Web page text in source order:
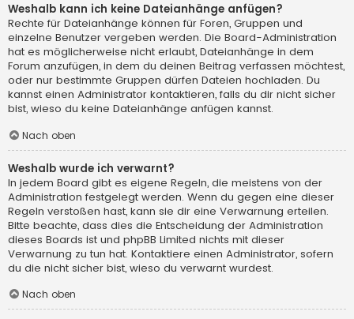
Weshalb kann ich keine Dateianhänge anfügen?
Rechte für Dateianhänge können für Foren, Gruppen und
einzelne Benutzer vergeben werden. Die Board-Administration
hat es möglicherweise nicht erlaubt, Dateianhänge in dem
Forum anzufügen, in dem du deinen Beitrag verfassen möchtest,
oder nur bestimmte Gruppen dürfen Dateien hochladen. Du
kannst einen Administrator kontaktieren, falls du dir nicht sicher
bist, wieso du keine Dateianhänge anfügen kannst.
Nach oben
Weshalb wurde ich verwarnt?
In jedem Board gibt es eigene Regeln, die meistens von der
Administration festgelegt werden. Wenn du gegen eine dieser
Regeln verstoßen hast, kann sie dir eine Verwarnung erteilen.
Bitte beachte, dass dies die Entscheidung der Administration
dieses Boards ist und phpBB Limited nichts mit dieser
Verwarnung zu tun hat. Kontaktiere einen Administrator, sofern
du die nicht sicher bist, wieso du verwarnt wurdest.
Nach oben